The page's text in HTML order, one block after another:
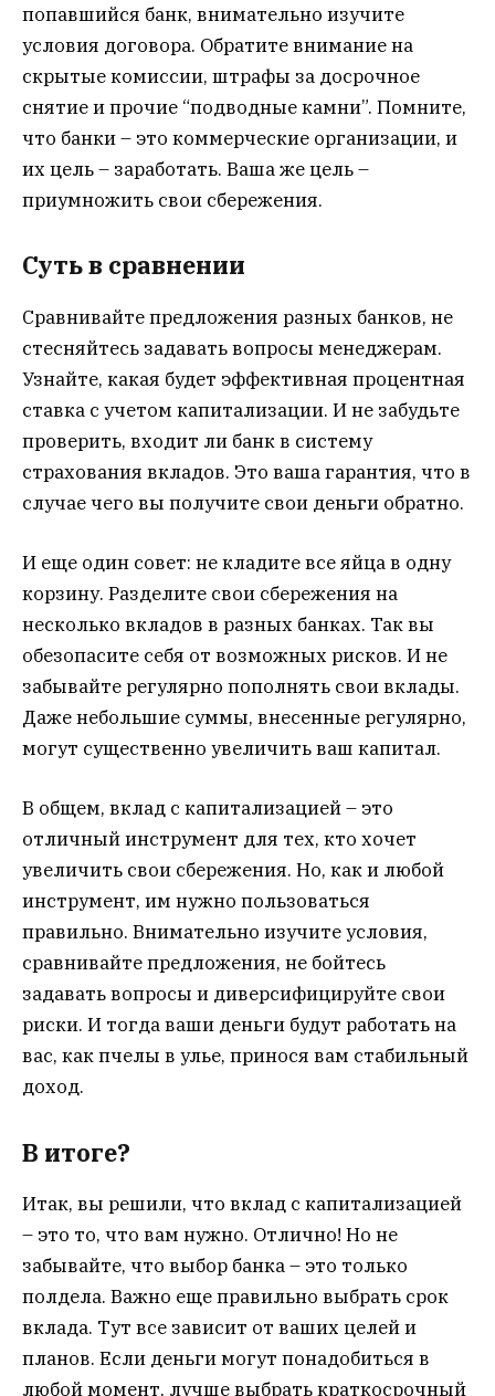
попавшийся банк, внимательно изучите
условия договора. Обратите внимание на
скрытые комиссии, штрафы за досрочное
снятие и прочие “подводные камни”. Помните,
что банки – это коммерческие организации, и
их цель – заработать. Ваша же цель –
приумножить свои сбережения.
Суть в сравнении
Сравнивайте предложения разных банков, не
стесняйтесь задавать вопросы менеджерам.
Узнайте, какая будет эффективная процентная
ставка с учетом капитализации. И не забудьте
проверить, входит ли банк в систему
страхования вкладов. Это ваша гарантия, что в
случае чего вы получите свои деньги обратно.
И еще один совет: не кладите все яйца в одну
корзину. Разделите свои сбережения на
несколько вкладов в разных банках. Так вы
обезопасите себя от возможных рисков. И не
забывайте регулярно пополнять свои вклады.
Даже небольшие суммы, внесенные регулярно,
могут существенно увеличить ваш капитал.
В общем, вклад с капитализацией – это
отличный инструмент для тех, кто хочет
увеличить свои сбережения. Но, как и любой
инструмент, им нужно пользоваться
правильно. Внимательно изучите условия,
сравнивайте предложения, не бойтесь
задавать вопросы и диверсифицируйте свои
риски. И тогда ваши деньги будут работать на
вас, как пчелы в улье, принося вам стабильный
доход.
В итоге?
Итак, вы решили, что вклад с капитализацией
– это то, что вам нужно. Отлично! Но не
забывайте, что выбор банка – это только
полдела. Важно еще правильно выбрать срок
вклада. Тут все зависит от ваших целей и
планов. Если деньги могут понадобиться в
любой момент, лучше выбрать краткосрочный